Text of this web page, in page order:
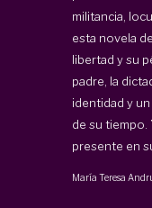
militancia,
esta novela de
libertad y su
padre, la
identidad y
de su tiempo.
presente en
María Teresa